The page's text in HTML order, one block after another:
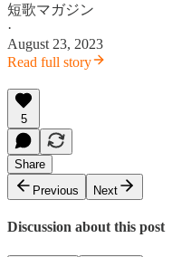
短歌マガジン
·
August 23, 2023
Read full story
5
Share
Previous
Next
Discussion about this post